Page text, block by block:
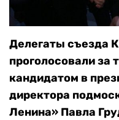
Делегаты съезда
проголосовали за
кандидатом в
директора
Ленина» Павла